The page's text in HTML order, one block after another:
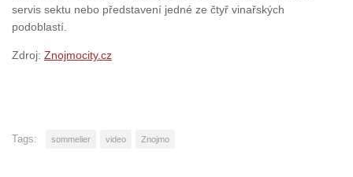
servis sektu nebo představení jedné ze čtyř vinařských
podoblastí.
Zdroj: Znojmocity.cz
Tags: sommelier video Znojmo